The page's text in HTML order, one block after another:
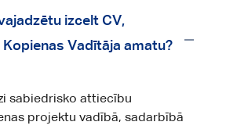
izcelt CV,
Vadītāja amatu?
sabiedrisko attiecību
projektu vadībā, sadarbībā